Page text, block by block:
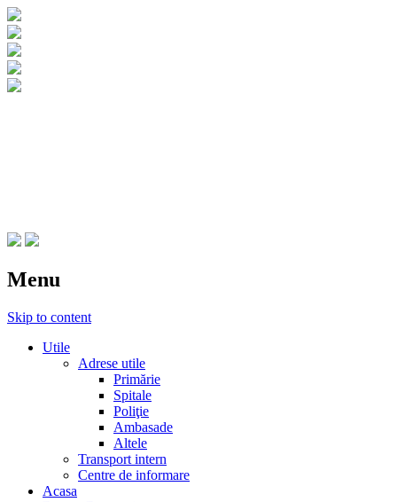
Menu
Skip to content
Utile
Adrese utile
Primărie
Spitale
Poliţie
Ambasade
Altele
Transport intern
Centre de informare
Acasa